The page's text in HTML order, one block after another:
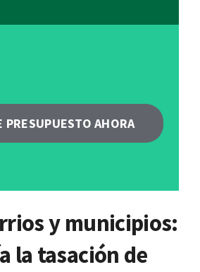
PRESUPUESTO AHORA
y municipios:
la tasación de